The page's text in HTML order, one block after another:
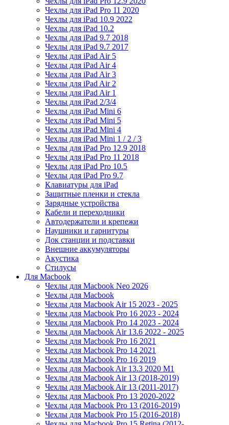
Чехлы для iPad Pro 11 2020
Чехлы для iPad 10.9 2022
Чехлы для iPad 10.2
Чехлы для iPad 9.7 2018
Чехлы для iPad 9.7 2017
Чехлы для iPad Air 5
Чехлы для iPad Air 4
Чехлы для iPad Air 3
Чехлы для iPad Air 2
Чехлы для iPad Air 1
Чехлы для iPad 2/3/4
Чехлы для iPad Mini 6
Чехлы для iPad Mini 5
Чехлы для iPad Mini 4
Чехлы для iPad Mini 1 / 2 / 3
Чехлы для iPad Pro 12.9 2018
Чехлы для iPad Pro 11 2018
Чехлы для iPad Pro 10.5
Чехлы для iPad Pro 9.7
Клавиатуры для iPad
Защитные пленки и стекла
Зарядные устройства
Кабели и переходники
Автодержатели и крепежи
Наушники и гарнитуры
Док станции и подставки
Внешние аккумуляторы
Акустика
Стилусы
Для Macbook
Чехлы для Macbook Neo 2026
Чехлы для Macbook
Чехлы для Macbook Air 15 2023 - 2025
Чехлы для Macbook Pro 16 2023 - 2024
Чехлы для Macbook Pro 14 2023 - 2024
Чехлы для Macbook Air 13.6 2022 - 2025
Чехлы для Macbook Pro 16 2021
Чехлы для Macbook Pro 14 2021
Чехлы для Macbook Pro 16 2019
Чехлы для Macbook Air 13.3 2020 M1
Чехлы для Macbook Air 13 (2018-2019)
Чехлы для Macbook Air 13 (2011-2017)
Чехлы для Macbook Pro 13 2020-2022
Чехлы для Macbook Pro 13 (2016-2019)
Чехлы для Macbook Pro 15 (2016-2018)